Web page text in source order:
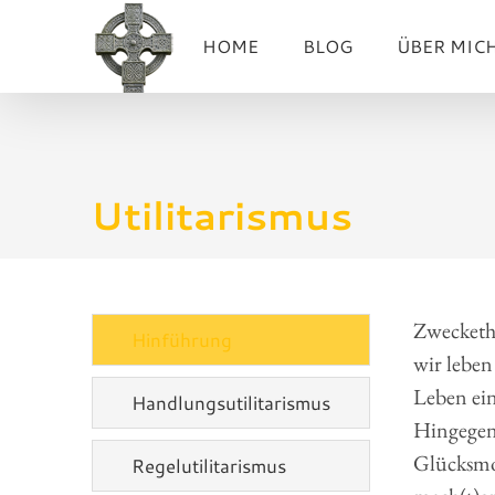
HOME BLOG ÜBER
Utilitarismus
Hinführung
Handlungsutilitarismus
Regelutilitarismus
wir
Leben